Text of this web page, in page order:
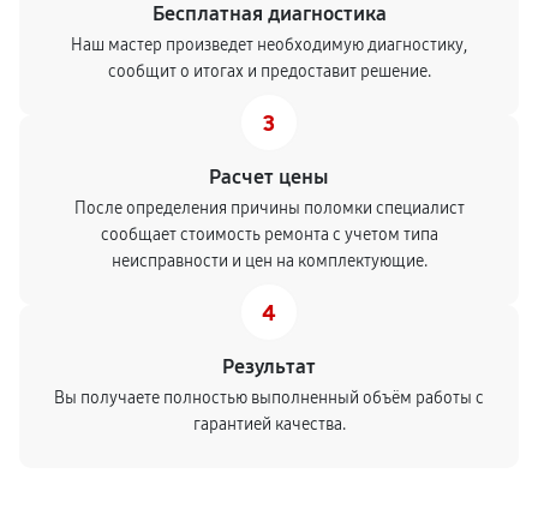
Бесплатная диагностика
Наш мастер произведет необходимую диагностику,
сообщит о итогах и предоставит решение.
3
Расчет цены
После определения причины поломки специалист
сообщает стоимость ремонта с учетом типа
неисправности и цен на комплектующие.
4
Результат
Вы получаете полностью выполненный объём работы с
гарантией качества.